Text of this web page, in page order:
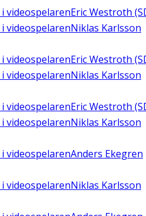
i videospelarenEric Westroth
i videospelarenNiklas Karlsson
i videospelarenEric Westroth
i videospelarenNiklas Karlsson
i videospelarenEric Westroth
i videospelarenNiklas Karlsson
i videospelarenAnders Ekegren
i videospelarenNiklas Karlsson